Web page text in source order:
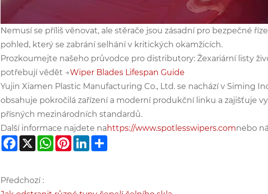
Nemusí se příliš věnovat, ale stěrače jsou zásadní pro bezpečné
pohled, který se zabrání selhání v kritických okamžicích.
Prozkoumejte našeho průvodce pro distributory: Žexariární listy
potřebují vědět →Wiper Blades Lifespan Guide
Yujin Xiamen Plastic Manufacturing Co., Ltd. se nachází v Siming
obsahuje pokročilá zařízení a moderní produkční linku a zajišťuje
přísných mezinárodních standardů.
Další informace najdete nahttps://www.spotlesswipers.comnebo
Facebook
X WhatsApp
PinterestLinkedIn
Předchozí :